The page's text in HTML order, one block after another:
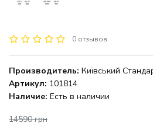
0 отзывов
Производитель: Київський
Артикул: 101814
Наличие: Есть в наличии
14590 грн